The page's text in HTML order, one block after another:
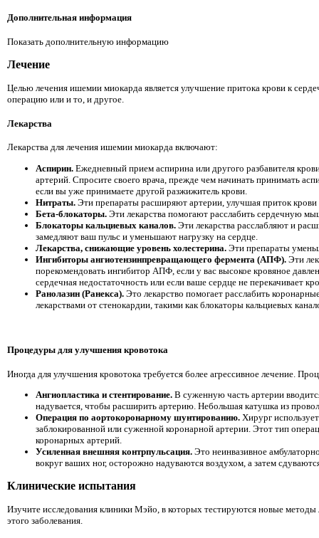
Дополнительная информация
Показать дополнительную информацию
Лечение
Целью лечения ишемии миокарда является улучшение притока крови к
операцию или и то, и другое.
Лекарства
Лекарства для лечения ишемии миокарда включают:
Аспирин. Ежедневный прием аспирина или другого разбавителя
артерий. Спросите своего врача, прежде чем начинать принимать
если вы уже принимаете другой разжижитель крови.
Нитраты. Эти препараты расширяют артерии, улучшая приток крови
Бета-блокаторы. Эти лекарства помогают расслабить сердечную
Блокаторы кальциевых каналов. Эти лекарства расслабляют и
замедляют ваш пульс и уменьшают нагрузку на сердце.
Лекарства, снижающие уровень холестерина. Эти препараты
Ингибиторы ангиотензинпревращающего фермента (АПФ). Эти
порекомендовать ингибитор АПФ, если у вас высокое кровяное
сердечная недостаточность или если ваше сердце не перекачивает
Ранолазин (Ранекса). Это лекарство помогает расслабить
лекарствами от стенокардии, такими как блокаторы кальциевых
Процедуры для улучшения кровотока
Иногда для улучшения кровотока требуется более агрессивное лечение.
Ангиопластика и стентирование. В суженную часть артерии
надувается, чтобы расширить артерию. Небольшая катушка из
Операция по аортокоронарному шунтированию. Хирург
заблокированной или суженной коронарной артерии. Этот тип
коронарных артерий.
Усиленная внешняя контрпульсация. Это неинвазивное
вокруг ваших ног, осторожно надуваются воздухом, а затем
Клинические испытания
Изучите исследования клиники Мэйо, в которых тестируются новые
этого заболевания.